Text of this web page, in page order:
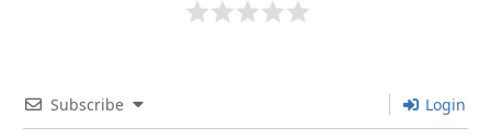
Subscribe Login